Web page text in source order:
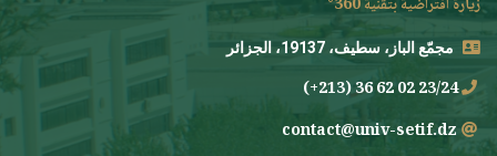
زيارة افتراضية بتقنية 360°
مجمّع الباز، سطيف، 19137، الجزائر
23/24 02 62 36 (213+)
contact@univ-setif.dz